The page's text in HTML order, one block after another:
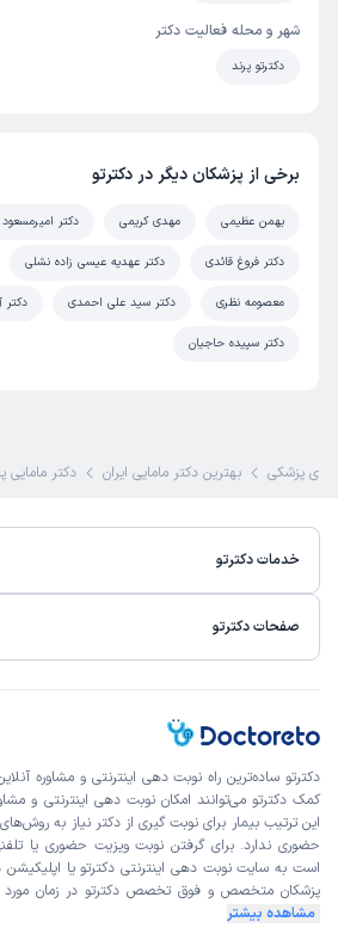
می‌کنم. 🌸
شهر و محله فعالیت دکتر
دکترتو پرند
برخی از پزشکان دیگر در دکترتو
بهمن عظیمی مهدی کریمی دکتر
دکتر فروغ قائدی دکتر عهدیه عیسی زاده نشلی
معصومه نظری دکتر سید علی احمدی
دکتر سپیده حاجیان
پزشکی بهترین دکتر مامایی ایران دکتر مامایی
خدمات دکترتو
صفحات دکترتو
دکترتو ساده‌ترین راه نوبت‌ دهی اینترنتی و مشاوره
کمک دکترتو می‌توانند امکان نوبت دهی اینترنتی و
این ترتیب بیمار برای نوبت گیری از دکتر نیاز به
حضوری ندارد. برای گرفتن نوبت ویزیت حضوری یا
است به سایت نوبت دهی اینترنتی دکترتو یا
پزشکان متخصص و فوق تخصص دکترتو در زمان
مشاهده بیشتر